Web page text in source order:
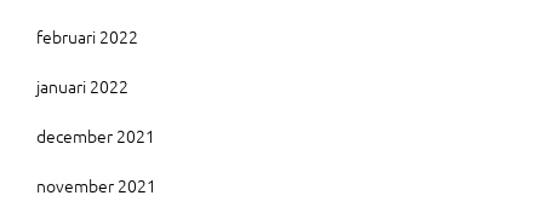
februari 2022
januari 2022
december 2021
november 2021